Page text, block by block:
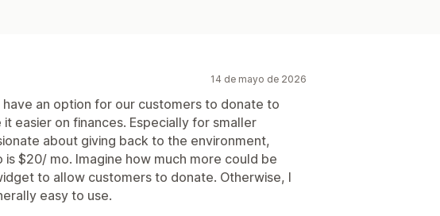
14 de mayo de 2026
an option for our customers to donate to
easier on finances. Especially for smaller
about giving back to the environment,
is $20/ mo. Imagine how much more could be
to allow customers to donate. Otherwise, I
easy to use.